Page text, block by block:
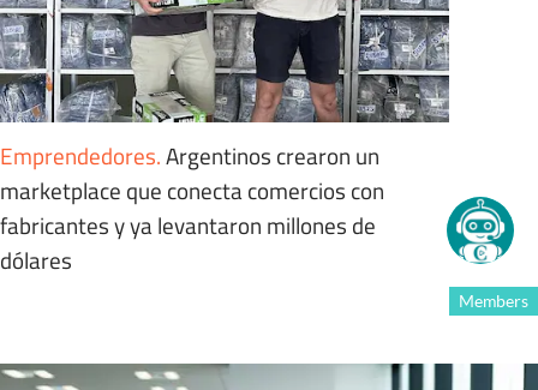
Emprendedores.Argentinos crearon un
marketplace que conecta comercios con
fabricantes y ya levantaron millones de
dólares
Members